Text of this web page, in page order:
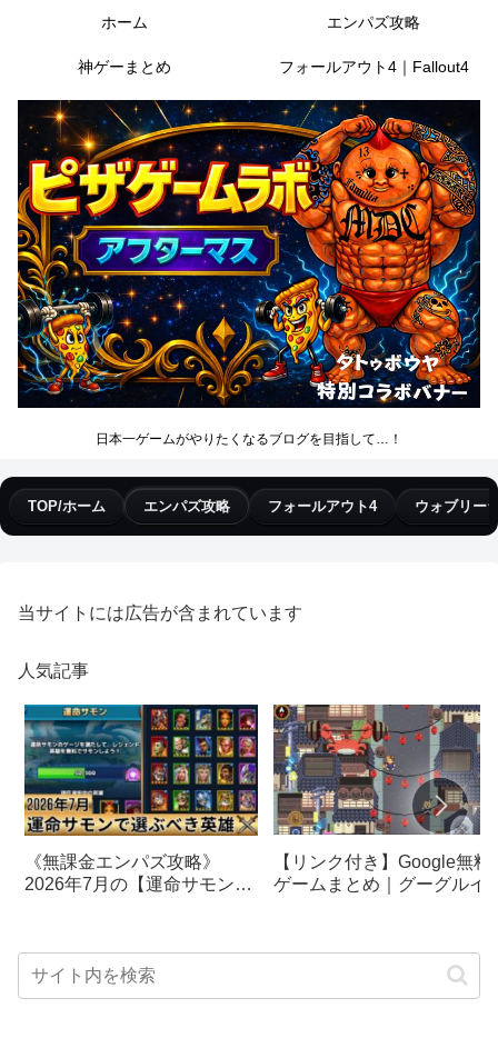
日本一ゲームがやりたくなるブログを目指して…！
ホーム エンパズ攻略
神ゲーまとめ フォールアウト4｜Fallout4
TOP/ホーム エンパズ攻略 フォールアウト4 ウォブリー
当サイトには広告が含まれています
人気記事
《無課金エンパズ攻略》
2026年7月の【運命サモン】
【リンク付き】Google無料
ゲームまとめ｜グーグルイ
クetc…